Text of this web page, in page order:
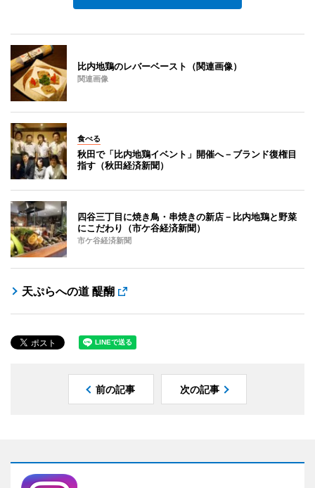
比内地鶏のレバーベースト（関連画像）
関連画像
食べる
秋田で「比内地鶏イベント」開催へ－ブランド復権目
指す（秋田経済新聞）
四谷三丁目に焼き鳥・串焼きの新店－比内地鶏と野菜
にこだわり（市ケ谷経済新聞）
市ケ谷経済新聞
天ぷらへの道 醍醐
前の記事 次の記事